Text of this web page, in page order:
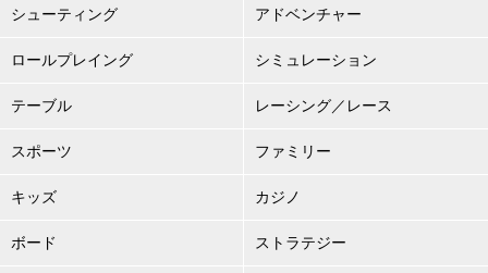
シューティング アドベンチャー
ロールプレイング シミュレーション
テーブル レーシング／レース
スポーツ ファミリー
キッズ カジノ
ボード ストラテジー